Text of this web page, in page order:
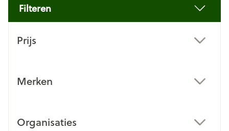
Filteren
Prijs
Merken
Organisaties